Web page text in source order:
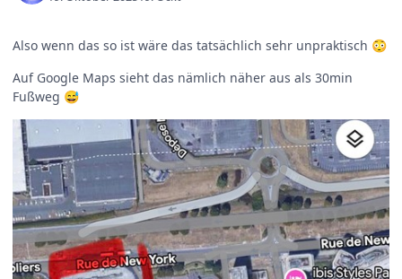
Also wenn das so ist wäre das tatsächlich sehr unpraktisch 😳
Auf Google Maps sieht das nämlich näher aus als 30min
Fußweg 😅